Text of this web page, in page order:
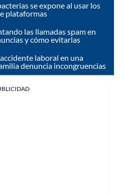
se expone al usar los
plataformas
las llamadas spam en
y cómo evitarlas
laboral en una
denuncia incongruencias